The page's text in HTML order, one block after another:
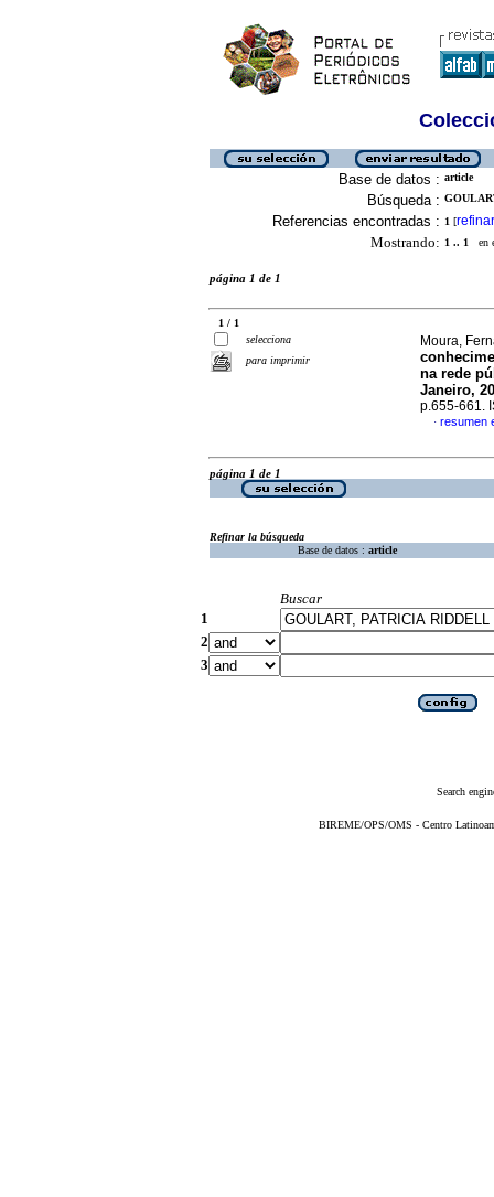
Base de datos : article
Búsqueda :
Referencias encontradas : 1 [refinar
Mostrando: 1 .. 1 en
página 1 de 1
1 / 1
selecciona
para imprimir
Moura,
na rede
Janeiro,
p.655-661.
· resumen
página 1 de 1
Refinar la búsqueda
Base de datos : article
Buscar
1
2
3
Search
BIREME/OPS/OMS - Centro